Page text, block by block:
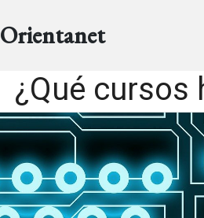
Orientanet
¿Qué cursos